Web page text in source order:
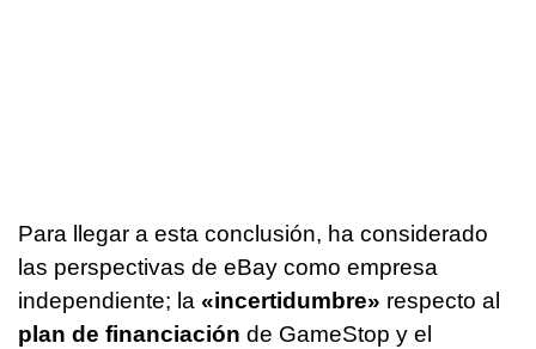
Para llegar a esta conclusión, ha considerado
las perspectivas de eBay como empresa
independiente; la «incertidumbre» respecto al
plan de financiación de GameStop y el